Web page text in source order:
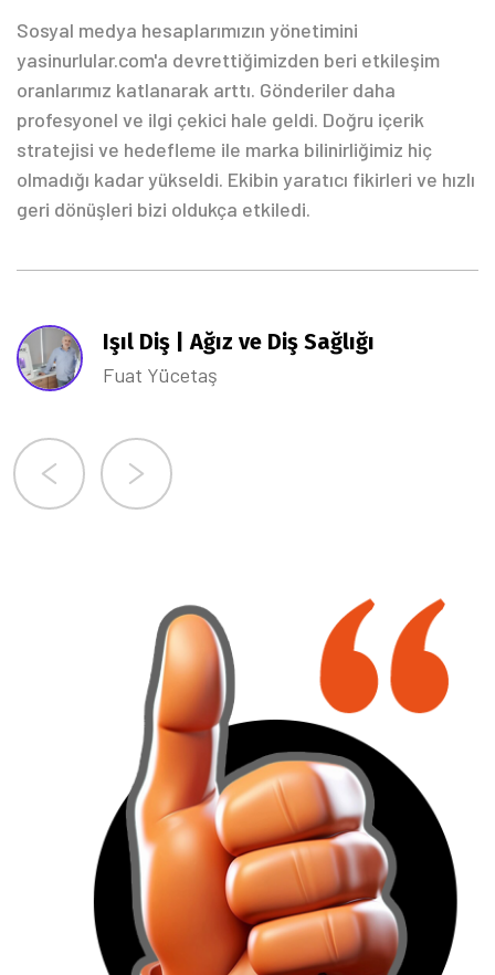
Sosyal medya hesaplarımızın yönetimini
yasinurlular.com'a devrettiğimizden beri etkileşim
oranlarımız katlanarak arttı. Gönderiler daha
profesyonel ve ilgi çekici hale geldi. Doğru içerik
stratejisi ve hedefleme ile marka bilinirliğimiz hiç
olmadığı kadar yükseldi. Ekibin yaratıcı fikirleri ve hızlı
geri dönüşleri bizi oldukça etkiledi.
Işıl Diş | Ağız ve Diş Sağlığı
Fuat Yücetaş